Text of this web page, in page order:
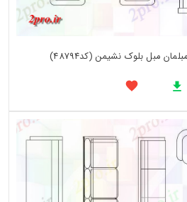
مبل بلوک نشیمن (کد48794)